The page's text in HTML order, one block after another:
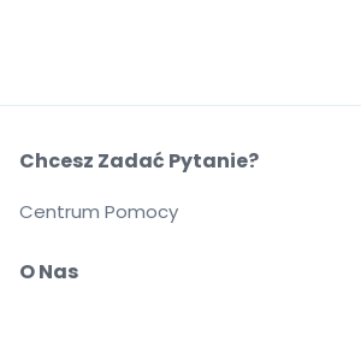
O Nas
Chcesz Zadać Pytanie?
Centrum Pomocy